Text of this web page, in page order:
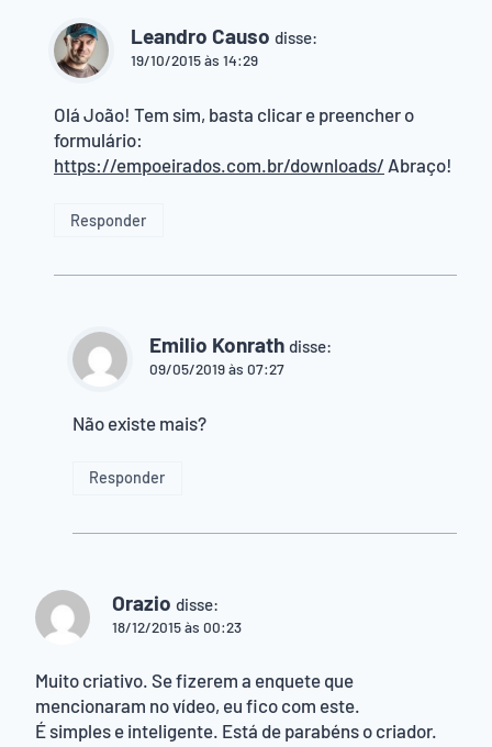
Leandro Causo disse:
19/10/2015 às 14:29
Olá João! Tem sim, basta clicar e preencher o
formulário:
https://empoeirados.com.br/downloads/ Abraço!
Responder
Emilio Konrath disse:
09/05/2019 às 07:27
Não existe mais?
Responder
Orazio disse:
18/12/2015 às 00:23
Muito criativo. Se fizerem a enquete que
mencionaram no vídeo, eu fico com este.
É simples e inteligente. Está de parabéns o criador.